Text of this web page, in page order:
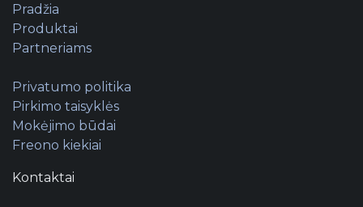
Pradžia
Produktai
Partneriams
Privatumo politika
Pirkimo taisyklės
Mokėjimo būdai
Freono kiekiai
Kontaktai